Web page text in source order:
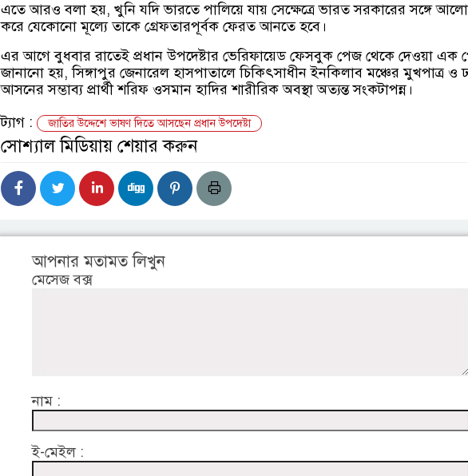
এতে আরও বলা হয়, খুনি যদি ভারতে পালিয়ে যায় সেক্ষেত্রে ভারত সরকারের সঙ্গে
করে যেকোনো মূল্যে তাকে গ্রেফতারপূর্বক ফেরত আনতে হবে।
এর আগে বুধবার রাতেই প্রধান উপদেষ্টার ভেরিফায়েড ফেসবুক পেজ থেকে দেওয়া এক
জানানো হয়, সিঙ্গাপুর জেনারেল হাসপাতালে চিকিৎসাধীন ইনকিলাব মঞ্চের মুখপাত্র ও
আসনের সম্ভাব্য প্রার্থী শরিফ ওসমান হাদির শারীরিক অবস্থা অত্যন্ত সংকটাপন্ন।
ট্যাগ :
জাতির উদ্দেশে ভাষণ দিতে আসছেন প্রধান উপদেষ্টা
সোশ্যাল মিডিয়ায় শেয়ার করুন
আপনার মতামত লিখুন
মেসেজ বক্স
নাম :
ই-মেইল :